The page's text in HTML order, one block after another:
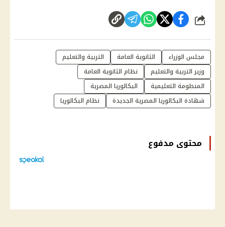
شارك
مجلس الوزراء الثانوية العامة
التربية والتعليم
وزير التربية والتعليم
نظام الثانوية العامة
المنظومة التعليمية
البكالوريا المصرية
شهادة البكالوريا المصرية الجديدة
نظام البكالوريا
محتوى مدفوع